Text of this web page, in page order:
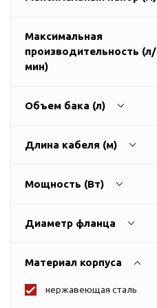
Циркуляционные
насосы фланцевые
Насосы для повышения
Рециркуляционные
Циркуляционные
Колодезные насосы
бассейна
Фонтанные насосы
1
Максимальная
производительность (л/
мин)
Объем бака (л)
Длина кабеля (м)
Мощность (Вт)
Диаметр фланца
Материал корпуса
нержавеющая сталь